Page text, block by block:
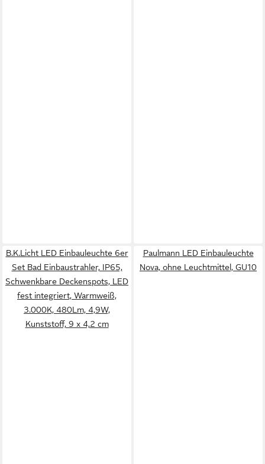
B.K.Licht LED Einbauleuchte 6er
Set Bad Einbaustrahler, IP65,
Schwenkbare Deckenspots, LED
fest integriert, Warmweiß,
3.000K, 480Lm, 4,9W,
Kunststoff, 9 x 4,2 cm
Paulmann LED Einbauleuchte
Nova, ohne Leuchtmittel, GU10